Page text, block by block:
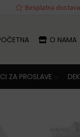
Besplatna
O NAMA
ZA PROSLAVE